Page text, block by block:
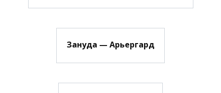
Зануда — Арьергард